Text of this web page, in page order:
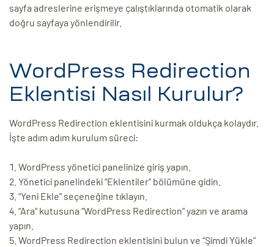
sayfa adreslerine erişmeye çalıştıklarında otomatik olarak
doğru sayfaya yönlendirilir.
WordPress Redirection
Eklentisi Nasıl Kurulur?
WordPress Redirection eklentisini kurmak oldukça kolaydır.
İşte adım adım kurulum süreci:
WordPress yönetici panelinize giriş yapın.
Yönetici panelindeki “Eklentiler” bölümüne gidin.
“Yeni Ekle” seçeneğine tıklayın.
“Ara” kutusuna “WordPress Redirection” yazın ve arama
yapın.
WordPress Redirection eklentisini bulun ve “Şimdi Yükle”